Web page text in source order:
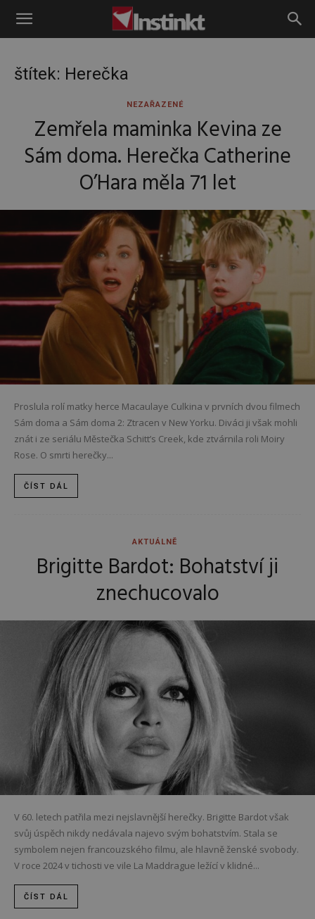
Instinkt
štítek: Herečka
NEZAŘAZENÉ
Zemřela maminka Kevina ze
Sám doma. Herečka Catherine
O’Hara měla 71 let
Proslula rolí matky herce Macaulaye Culkina v prvních dvou filmech
Sám doma a Sám doma 2: Ztracen v New Yorku. Diváci ji však mohli
znát i ze seriálu Městečka Schitt’s Creek, kde ztvárnila roli Moiry
Rose. O smrti herečky...
ČÍST DÁL
AKTUÁLNĚ
Brigitte Bardot: Bohatství ji
znechucovalo
V 60. letech patřila mezi nejslavnější herečky. Brigitte Bardot však
svůj úspěch nikdy nedávala najevo svým bohatstvím. Stala se
symbolem nejen francouzského filmu, ale hlavně ženské svobody.
V roce 2024 v tichosti ve vile La Maddrague ležící v klidné...
ČÍST DÁL